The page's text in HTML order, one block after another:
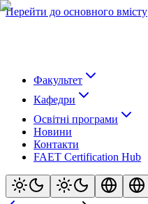
Перейти до основного вмісту
Факультет
Кафедри
Освітні програми
Новини
Контакти
FAET Certification Hub